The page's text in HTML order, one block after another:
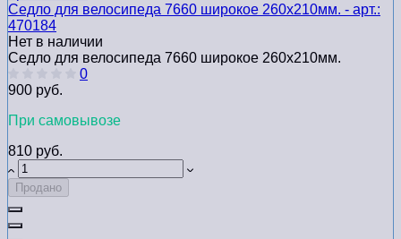
Седло для велосипеда 7660 широкое 260х210мм. - арт.:
470184
Нет в наличии
Седло для велосипеда 7660 широкое 260х210мм.
0
900 руб.
При самовывозе
810 руб.
Продано